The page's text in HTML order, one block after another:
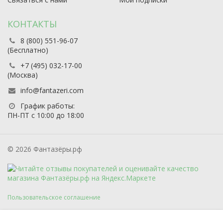
КОНТАКТЫ
8 (800) 551-96-07
(Бесплатно)
+7 (495) 032-17-00
(Москва)
info@fantazeri.com
График работы:
ПН-ПТ с 10:00 до 18:00
© 2026 Фантазёры.рф
Пользовательское соглашение